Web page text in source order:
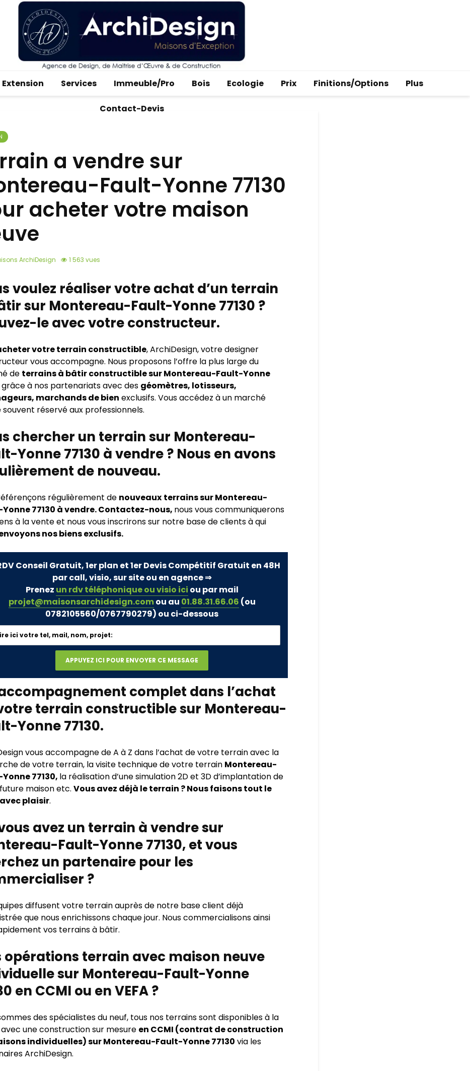
Extension Services Immeuble/Pro Bois Ecologie Prix Finitions/Options Plus
Contact-Devis
a vendre sur
Fault-Yonne 77130
acheter votre maison
ArchiDesign 1 563 vues
voulez réaliser votre achat d’un terrain
sur Montereau-Fault-Yonne 77130 ?
le avec votre constructeur.
votre terrain constructible, ArchiDesign, votre designer
vous accompagne. Nous proposons l’offre la plus large du
de terrains à bâtir constructible sur Montereau-Fault-Yonne
grâce à nos partenariats avec des géomètres, lotisseurs,
marchands de bien exclusifs. Vous accédez à un marché
réservé aux professionnels.
chercher un terrain sur Montereau-
Yonne 77130 à vendre ? Nous en avons
de nouveau.
régulièrement de nouveaux terrains sur Montereau-
77130 à vendre. Contactez-nous, nous vous communiquerons
à la vente et nous vous inscrirons sur notre base de clients à qui
nos biens exclusifs.
Conseil Gratuit, 1er plan et 1er Devis Compétitif Gratuit en 48H
par call, visio, sur site ou en agence ⇒
Prenez un rdv téléphonique ou visio ici ou par mail
projet@maisonsarchidesign.comou au 01.88.31.66.06 (ou
0782105560/0767790279) ou ci-dessous
complet dans l’achat
terrain constructible sur Montereau-
Yonne 77130.
vous accompagne de A à Z dans l’achat de votre terrain avec la
de votre terrain, la visite technique de votre terrain Montereau-
77130, la réalisation d’une simulation 2D et 3D d’implantation de
maison etc. Vous avez déjà le terrain ? Nous faisons tout le
plaisir.
avez un terrain à vendre sur
Fault-Yonne 77130, et vous
un partenaire pour les
?
diffusent votre terrain auprès de notre base client déjà
que nous enrichissons chaque jour. Nous commercialisons ainsi
vos terrains à bâtir.
opérations terrain avec maison neuve
sur Montereau-Fault-Yonne
en CCMI ou en VEFA ?
des spécialistes du neuf, tous nos terrains sont disponibles à la
une construction sur mesure en CCMI (contrat de construction
individuelles) sur Montereau-Fault-Yonne 77130 via les
ArchiDesign.